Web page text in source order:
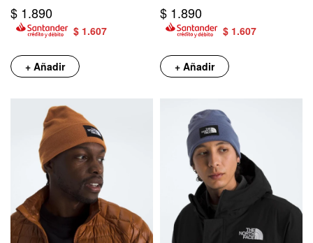
$ 1.890
$ 1.607
+ Añadir
$ 1.890
$ 1.607
+ Añadir